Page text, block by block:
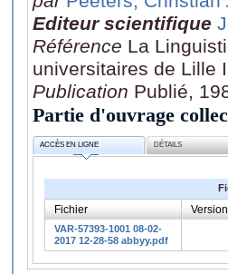
Editeur scientifique
Référence La
universitaires de Lille
Publication Publié,
Partie d'ouvrage
ACCÈS EN LIGNE DÉTAILS
Fichier Version
VAR-57393-1001 08-02-
2017 12-28-58 abbyy.pdf